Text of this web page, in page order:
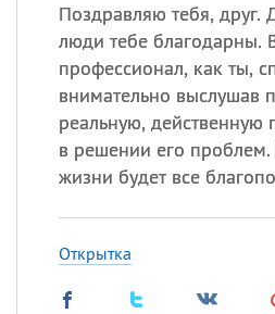
Поздравляю тебя, друг.
люди тебе благодарны.
профессионал, как ты,
внимательно выслушав
реальную,
в решении его проблем.
жизни будет все
Открытка
09.08